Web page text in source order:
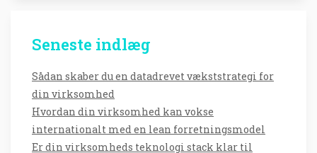
Seneste indlæg
Sådan skaber du en datadrevet vækststrategi for
din virksomhed
Hvordan din virksomhed kan vokse
internationalt med en lean forretningsmodel
Er din virksomheds teknologi stack klar til